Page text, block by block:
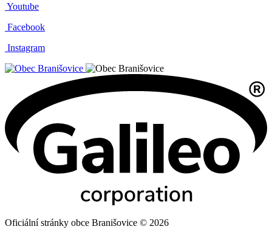
Youtube
Facebook
Instagram
Oficiální stránky obce Branišovice © 2026